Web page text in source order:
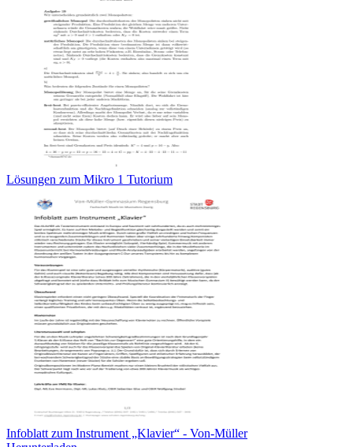
Lösungen zum Mikro 1 Tutorium
Infoblatt zum Instrument „Klavier“ - Von-Müller